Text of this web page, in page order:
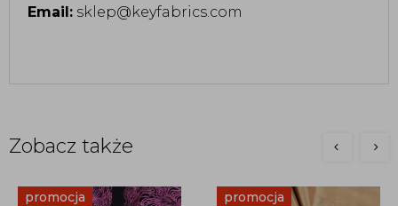
Email: sklep@keyfabrics.com
Zobacz także
promocja promocja